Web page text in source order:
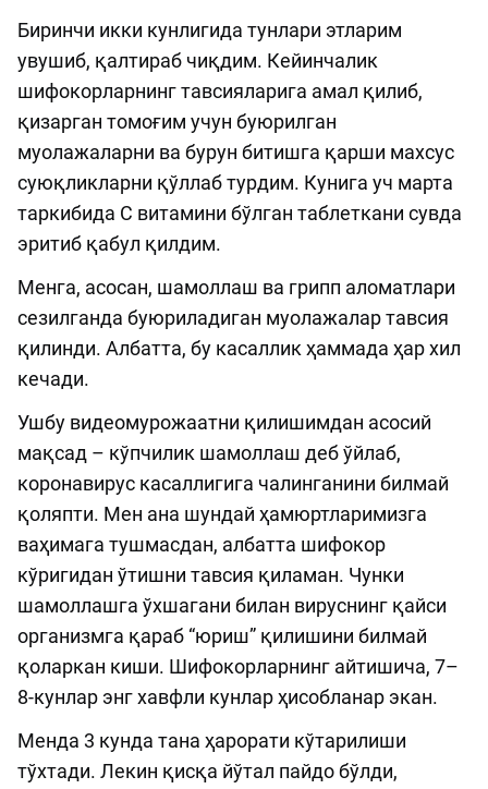
Биринчи икки кунлигида тунлари этларим
увушиб, қалтираб чиқдим. Кейинчалик
шифокорларнинг тавсияларига амал қилиб,
қизарган томоғим учун буюрилган
муолажаларни ва бурун битишга қарши махсус
суюқликларни қўллаб турдим. Кунига уч марта
таркибида С витамини бўлган таблеткани сувда
эритиб қабул қилдим.
Менга, асосан, шамоллаш ва грипп аломатлари
сезилганда буюриладиган муолажалар тавсия
қилинди. Албатта, бу касаллик ҳаммада ҳар хил
кечади.
Ушбу видеомурожаатни қилишимдан асосий
мақсад – кўпчилик шамоллаш деб ўйлаб,
коронавирус касаллигига чалинганини билмай
қоляпти. Мен ана шундай ҳамюртларимизга
ваҳимага тушмасдан, албатта шифокор
кўригидан ўтишни тавсия қиламан. Чунки
шамоллашга ўхшагани билан вируснинг қайси
организмга қараб “юриш” қилишини билмай
қоларкан киши. Шифокорларнинг айтишича, 7–
8-кунлар энг хавфли кунлар ҳисобланар экан.
Менда 3 кунда тана ҳарорати кўтарилиши
тўхтади. Лекин қисқа йўтал пайдо бўлди,